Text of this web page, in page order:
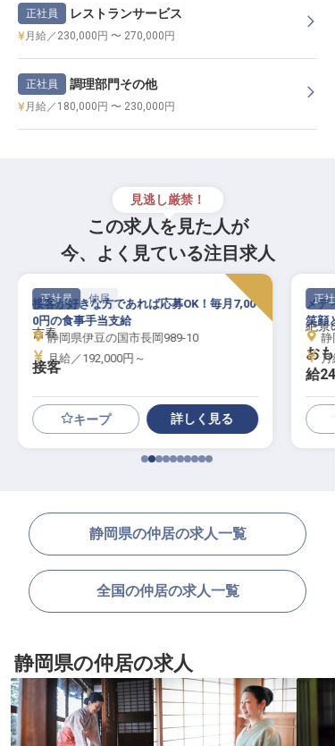
正社員 レストランサービス
月給／230,000円 〜 270,000円
正社員 調理部門その他
月給／180,000円 〜 230,000円
見逃し厳禁！
この求人を見た人が
今、よく見ている注目求人
正社員 仲居
吉春
接客
接客が好きな方であれば応募OK！毎月7,00
0円の食事手当支給
静岡県伊豆の国市長岡989-10
月給／192,000円～
キープ 詳しく見る
正社
絶景
お
給
）
メデ
笑顔
静
静岡県の仲居の求人一覧
全国の仲居の求人一覧
静岡県の仲居の求人